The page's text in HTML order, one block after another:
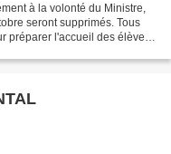
à la volonté du Ministre,
seront supprimés. Tous
préparer l'accueil des élèves